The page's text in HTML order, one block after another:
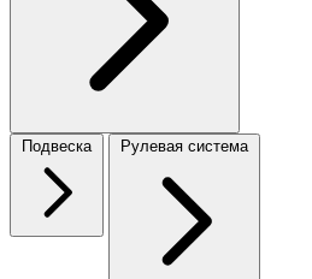
Подвеска Рулевая система